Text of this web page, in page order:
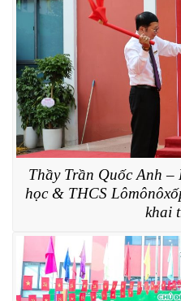
Thầy Trần Quốc Anh
học & THCS
khai